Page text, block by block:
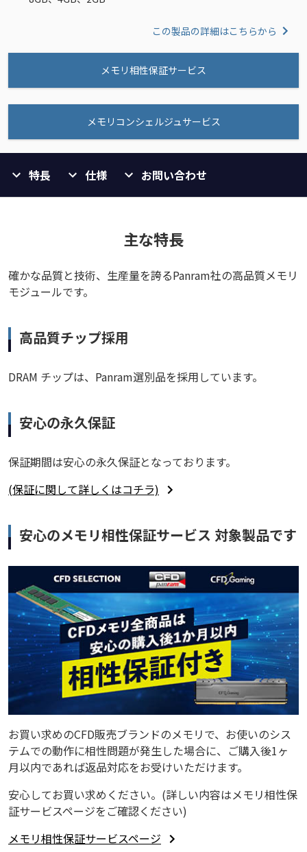
この製品の詳細はこちらから
メモリ相性保証サービス
メモリコンシェルジュサービス
特長 仕様 お問い合わせ
主な特長
確かな品質と技術、生産量を誇るPanram社の高品質メモリ
モジュールです。
高品質チップ採用
DRAM チップは、Panram選別品を採用しています。
安心の永久保証
保証期間は安心の永久保証となっております。
(保証に関して詳しくはコチラ)
安心のメモリ相性保証サービス 対象製品です
お買い求めのCFD販売ブランドのメモリで、お使いのシス
テムでの動作に相性問題が発生した場合に、ご購入後1ヶ
月以内であれば返品対応をお受けいただけます。
安心してお買い求めください。(詳しい内容はメモリ相性保
証サービスページをご確認ください)
メモリ相性保証サービスページ